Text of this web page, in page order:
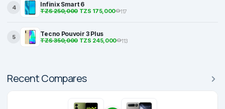
4 Infinix Smart 6
TZS 250,000TZS 175,000 117
5 Tecno Pouvoir 3 Plus
TZS 350,000TZS 245,000 113
Recent Compares